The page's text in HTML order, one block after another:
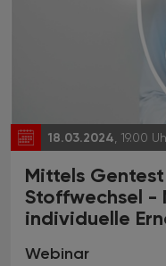
18.03.2024 , 19.00
Mittels
Stoffwechsel -
individuelle
Webinar